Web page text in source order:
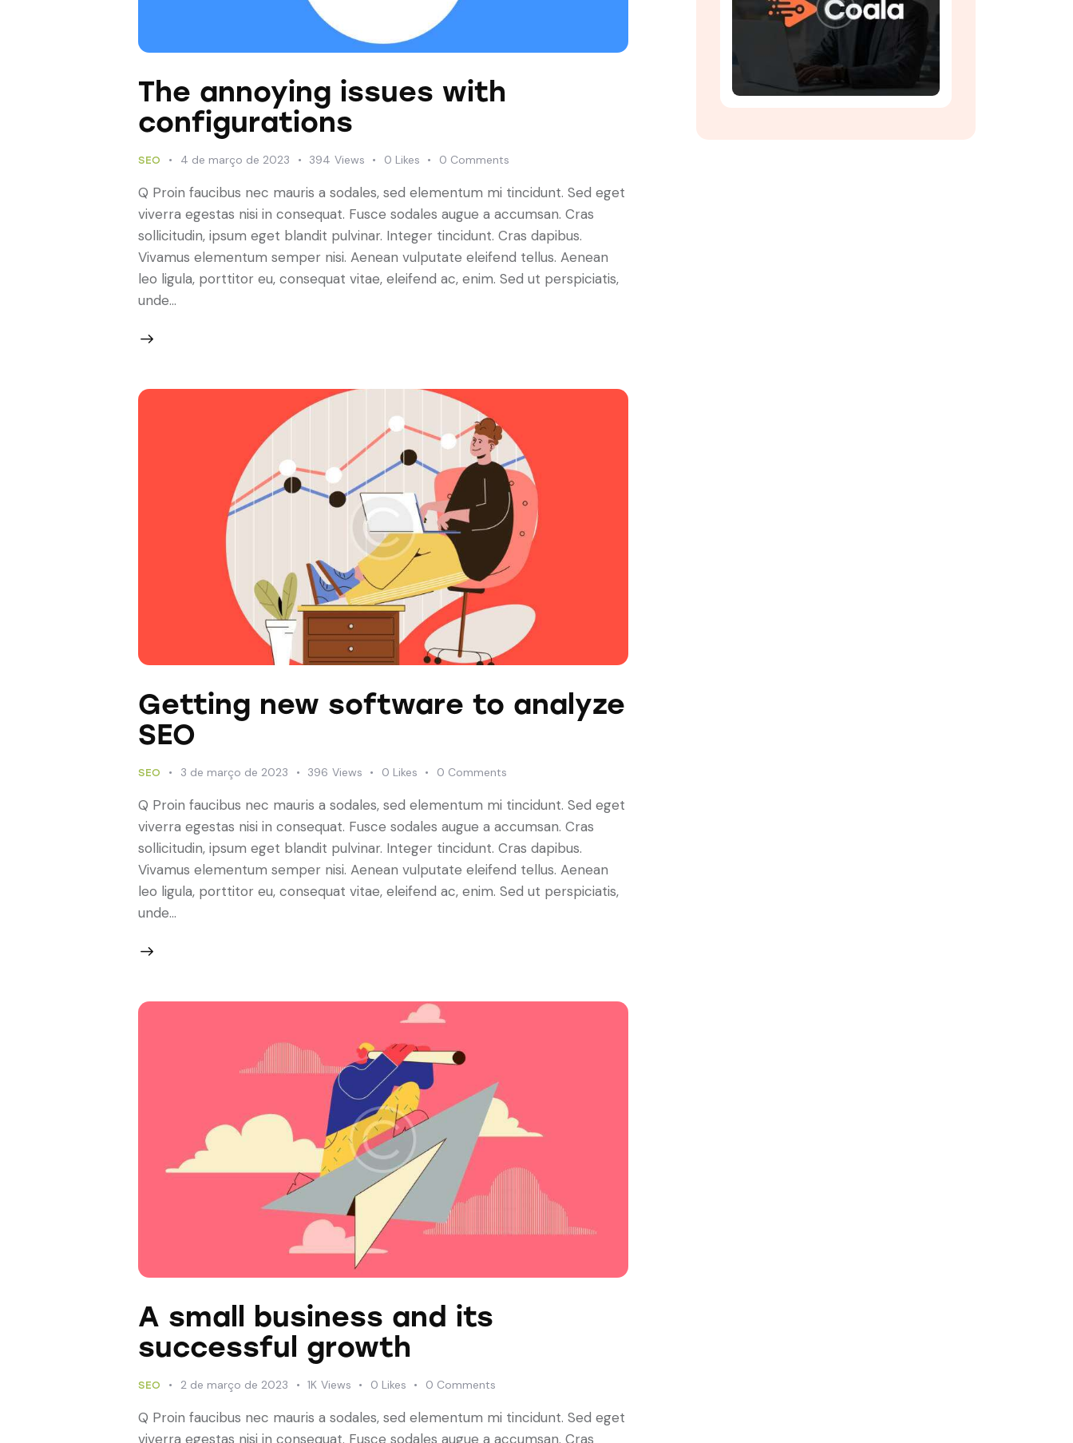
The annoying issues with
configurations
SEO 4 de março de 2023 394 Views 0 Likes 0 Comments
Q Proin faucibus nec mauris a sodales, sed elementum mi tincidunt. Sed eget
viverra egestas nisi in consequat. Fusce sodales augue a accumsan. Cras
sollicitudin, ipsum eget blandit pulvinar. Integer tincidunt. Cras dapibus.
Vivamus elementum semper nisi. Aenean vulputate eleifend tellus. Aenean
leo ligula, porttitor eu, consequat vitae, eleifend ac, enim. Sed ut perspiciatis,
unde…
Getting new software to analyze
SEO
SEO 3 de março de 2023 396 Views 0 Likes 0 Comments
Q Proin faucibus nec mauris a sodales, sed elementum mi tincidunt. Sed eget
viverra egestas nisi in consequat. Fusce sodales augue a accumsan. Cras
sollicitudin, ipsum eget blandit pulvinar. Integer tincidunt. Cras dapibus.
Vivamus elementum semper nisi. Aenean vulputate eleifend tellus. Aenean
leo ligula, porttitor eu, consequat vitae, eleifend ac, enim. Sed ut perspiciatis,
unde…
A small business and its
successful growth
SEO 2 de março de 2023 1K Views 0 Likes 0 Comments
Q Proin faucibus nec mauris a sodales, sed elementum mi tincidunt. Sed eget
viverra egestas nisi in consequat. Fusce sodales augue a accumsan. Cras